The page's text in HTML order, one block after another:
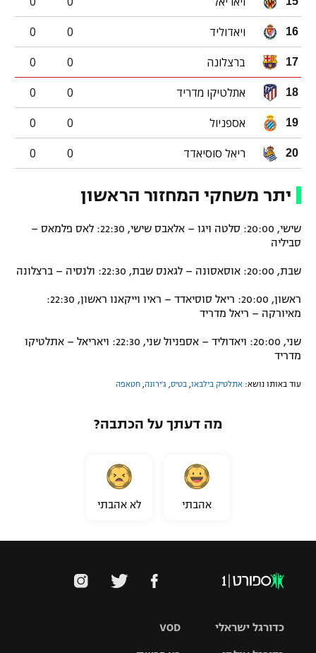
16 ויאדוליד 0
0
17 ברצלונה 0
0
18 אתלטיקו מדריד 0
0
19 אספניול 0
0
20 ריאל סוסיאדד 0
0
יתר משחקי המחזור הראשון
שישי, 20:00: סלטה ויגו – אלאבס שישי, 22:30: לאס פלמאס –
סביליה
שבת, 20:00: אוסאסונה – לגאנס שבת, 22:30: ולנסיה – ברצלונה
ראשון, 20:00: ריאל סוסיאדד – ראיו וייקאנו ראשון, 22:30:
מאיורקה – ריאל מדריד
שני, 20:00: ויאדוליד – אספניול שני, 22:30: ויאריאל – אתלטיקו
מדריד
עוד באותו נושא: אתלטיק בילבאו בטיס ג'ירונה חטאפה
מה דעתך על הכתבה?
אהבתי לא אהבתי
VOD כדורגל ישראלי